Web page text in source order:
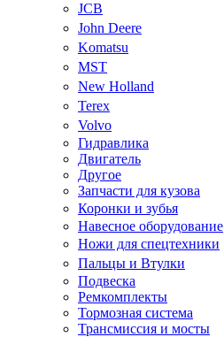
JCB
John Deere
Komatsu
MST
New Holland
Terex
Volvo
Гидравлика
Двигатель
Другое
Запчасти для кузова
Коронки и зубья
Навесное оборудование
Ножи для спецтехники
Пальцы и Втулки
Подвеска
Ремкомплекты
Тормозная система
Трансмиссия и мосты